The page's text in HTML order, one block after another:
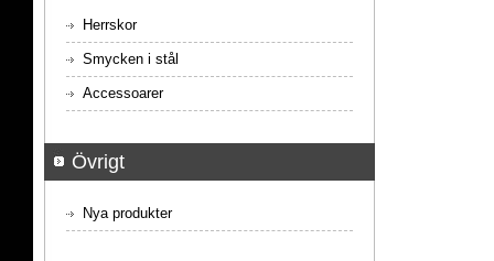
Herrskor
Smycken i stål
Accessoarer
Övrigt
Nya produkter